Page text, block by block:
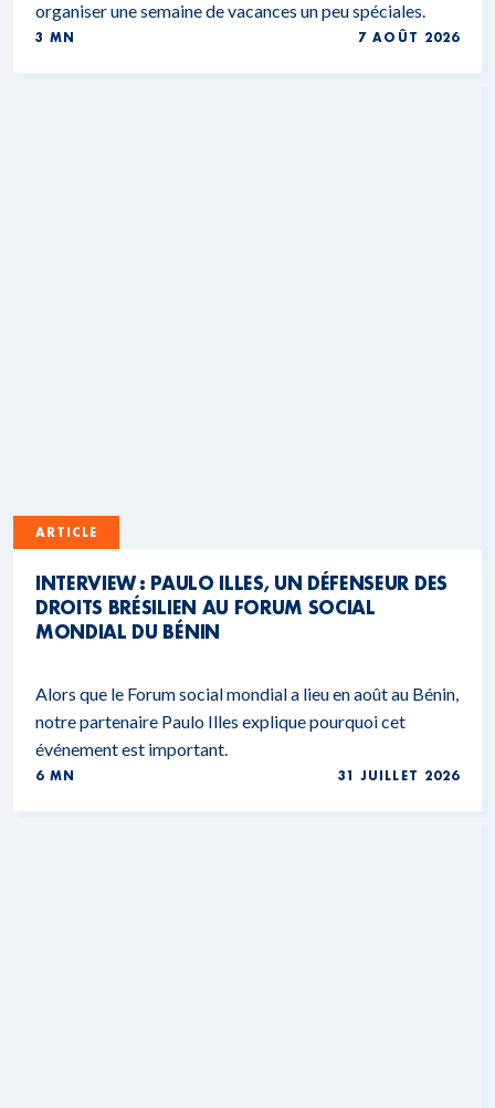
organiser une semaine de vacances un peu spéciales.
3 MN 7 AOÛT 2026
ARTICLE
INTERVIEW : PAULO ILLES, UN DÉFENSEUR DES
DROITS BRÉSILIEN AU FORUM SOCIAL
MONDIAL DU BÉNIN
Alors que le Forum social mondial a lieu en août au Bénin,
notre partenaire Paulo Illes explique pourquoi cet
événement est important.
6 MN 31 JUILLET 2026